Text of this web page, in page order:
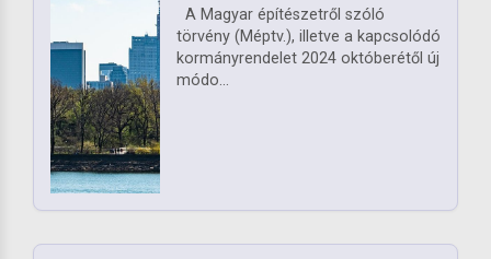
A Magyar építészetről szóló
törvény (Méptv.), illetve a kapcsolódó
kormányrendelet 2024 októberétől új
módo...